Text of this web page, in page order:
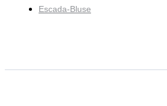
Escada-Bluse